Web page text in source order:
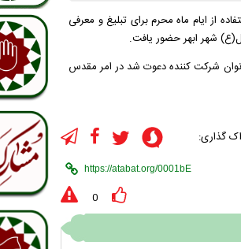
از ایام ماه محرم برای تبلیغ و معرفی
شرکت کننده دعوت شد در امر مقدس
گذاری:
0